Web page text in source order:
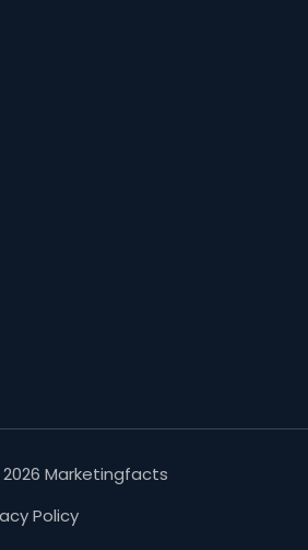
Marketingfacts
Policy